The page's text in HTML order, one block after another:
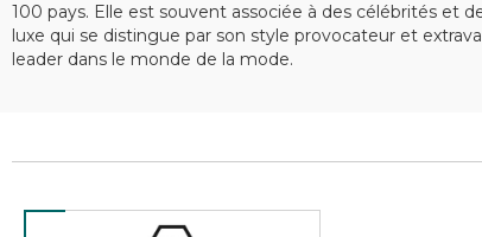
100 pays. Elle est souvent associée à des célébrités et
luxe qui se distingue par son style provocateur et
leader dans le monde de la mode.